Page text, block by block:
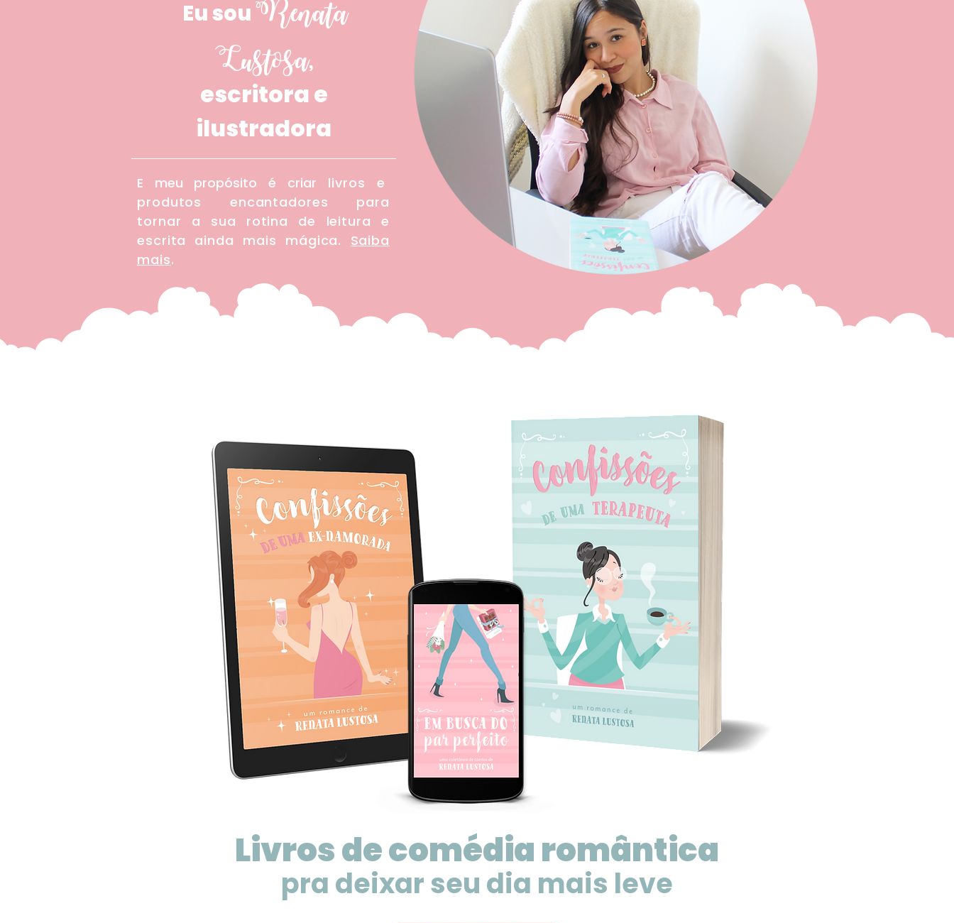
Eu souRenata
Lustosa,
escritora e
ilustradora
E meu propósito é criar livros e
produtos encantadores para
tornar a sua rotina de leitura e
escrita ainda mais mágica. Saiba
mais.
Livros de comédia romântica
pra deixar seu dia mais leve